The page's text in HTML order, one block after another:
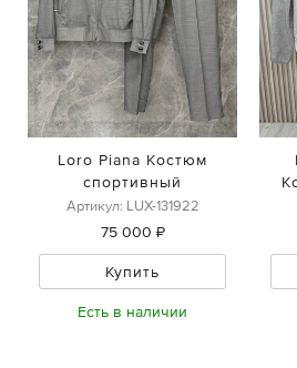
Loro Piana Костюм
спортивный
Артикул: LUX-131922
75 000 ₽
Купить
Есть в наличии